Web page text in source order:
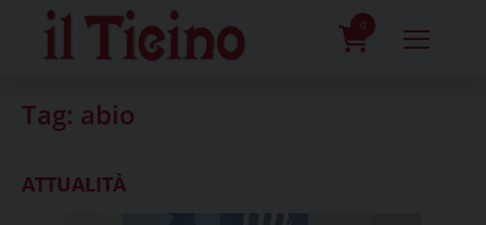
content
0
Tag: abio
ATTUALITÀ